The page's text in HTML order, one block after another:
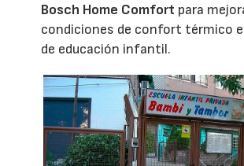
Bosch Home Comfort para
condiciones de confort térmico
de educación infantil.